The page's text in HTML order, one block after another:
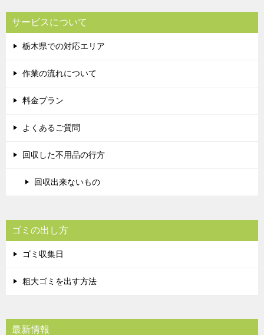
サービスについて
栃木県での対応エリア
作業の流れについて
料金プラン
よくあるご質問
回収した不用品の行方
回収出来ないもの
ゴミの出し方
ゴミ収集日
粗大ゴミを出す方法
最新情報